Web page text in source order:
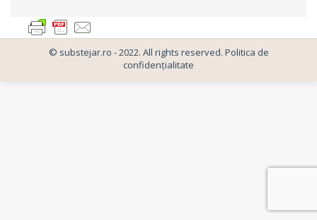
© substejar.ro - 2022. All rights reserved. Politica de
confidențialitate